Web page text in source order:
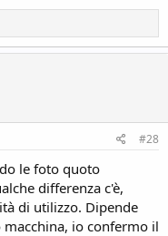
#28
le foto quoto
differenza c'è,
di utilizzo. Dipende
macchina, io confermo il